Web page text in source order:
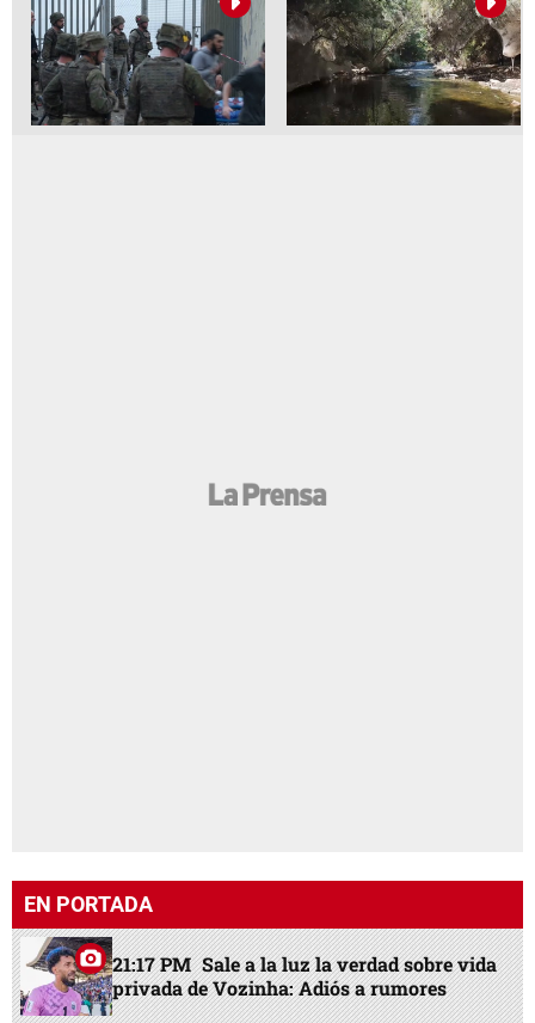
EN PORTADA
21:17 PM Sale a la luz la verdad sobre vida
privada de Vozinha: Adiós a rumores